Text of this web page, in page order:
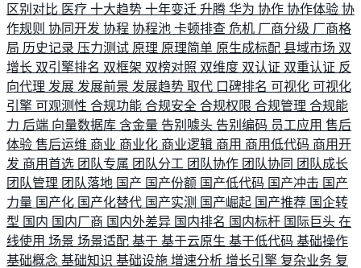
区别对比 医疗 十大趋势 十年变迁 升腾 华为 协作 协作体验 协
作规则 协同开发 协程 协程池 卡顿排查 危机 厂商分级 厂商格
局 历史记录 压力测试 原理 原理简单 原生成标配 县域市场 双
增长 双引擎排名 双框架 双榜对照 双维度 双认证 双重认证 反
向代理 发展 发展前景 发展趋势 取代 口碑排名 可视化 可视化
引擎 可观测性 合规功能 合规安全 合规权限 合规管理 合规能
力 后端 向量数据库 含金量 告别噱头 告别编码 员工应用 售后
体验 售后运维 商业 商业化 商业逻辑 商用 商用低代码 商用开
发 商用首选 团队专属 团队分工 团队协作 团队协同 团队成长
团队管理 团队落地 国产 国产份额 国产低代码 国产冲击 国产
力量 国产化 国产化替代 国产实测 国产崛起 国产推荐 国企转
型 国内 国内厂商 国内外差异 国内排名 国内标杆 国际巨头 在
线使用 场景 场景适配 基于 基于云原生 基于低代码 基础操作
基础概念 基础知识 基础设施 增速分析 增长引擎 复杂业务 复